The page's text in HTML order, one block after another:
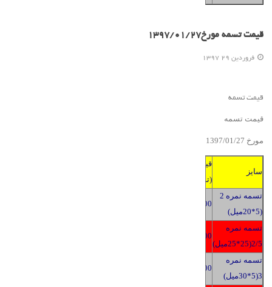
قیمت تسمه مورخ1397/01/27
فروردين 29 1397
قیمت تسمه
قیمت تسمه
مورخ 139 7/01/27
سایز
قیمت
(تومان)
تسمه نمره 2
(5*20میل)
2400
تسمه نمره
2/5(25*25میل)
2400
تسمه نمره
3(5*30میل)
2400